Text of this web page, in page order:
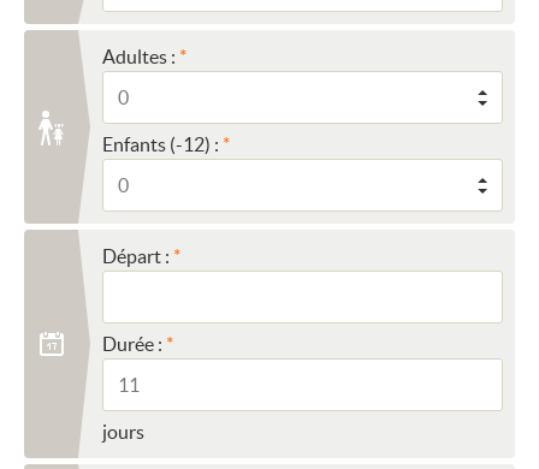
Adultes :
Enfants (-12) :
Départ :
Durée :
jours